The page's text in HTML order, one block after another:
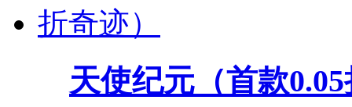
天使纪元（首款